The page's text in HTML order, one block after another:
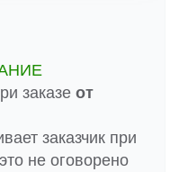
заказе от
заказчик при
не оговорено